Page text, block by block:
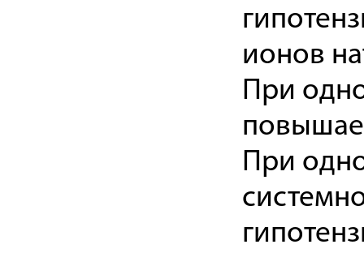
ионов
При
При